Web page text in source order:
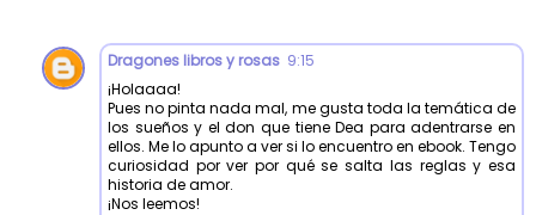
Dragones libros y rosas 9:15
¡Holaaaa!
Pues no pinta nada mal, me gusta toda la temática de
los sueños y el don que tiene Dea para adentrarse en
ellos. Me lo apunto a ver si lo encuentro en ebook. Tengo
curiosidad por ver por qué se salta las reglas y esa
historia de amor.
¡Nos leemos!